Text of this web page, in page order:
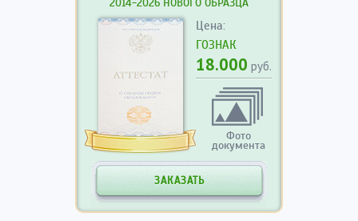
2014-2026 НОВОГО ОБРАЗЦА
Цена:
ГОЗНАК
18.000 руб.
Фото
документа
ЗАКАЗАТЬ